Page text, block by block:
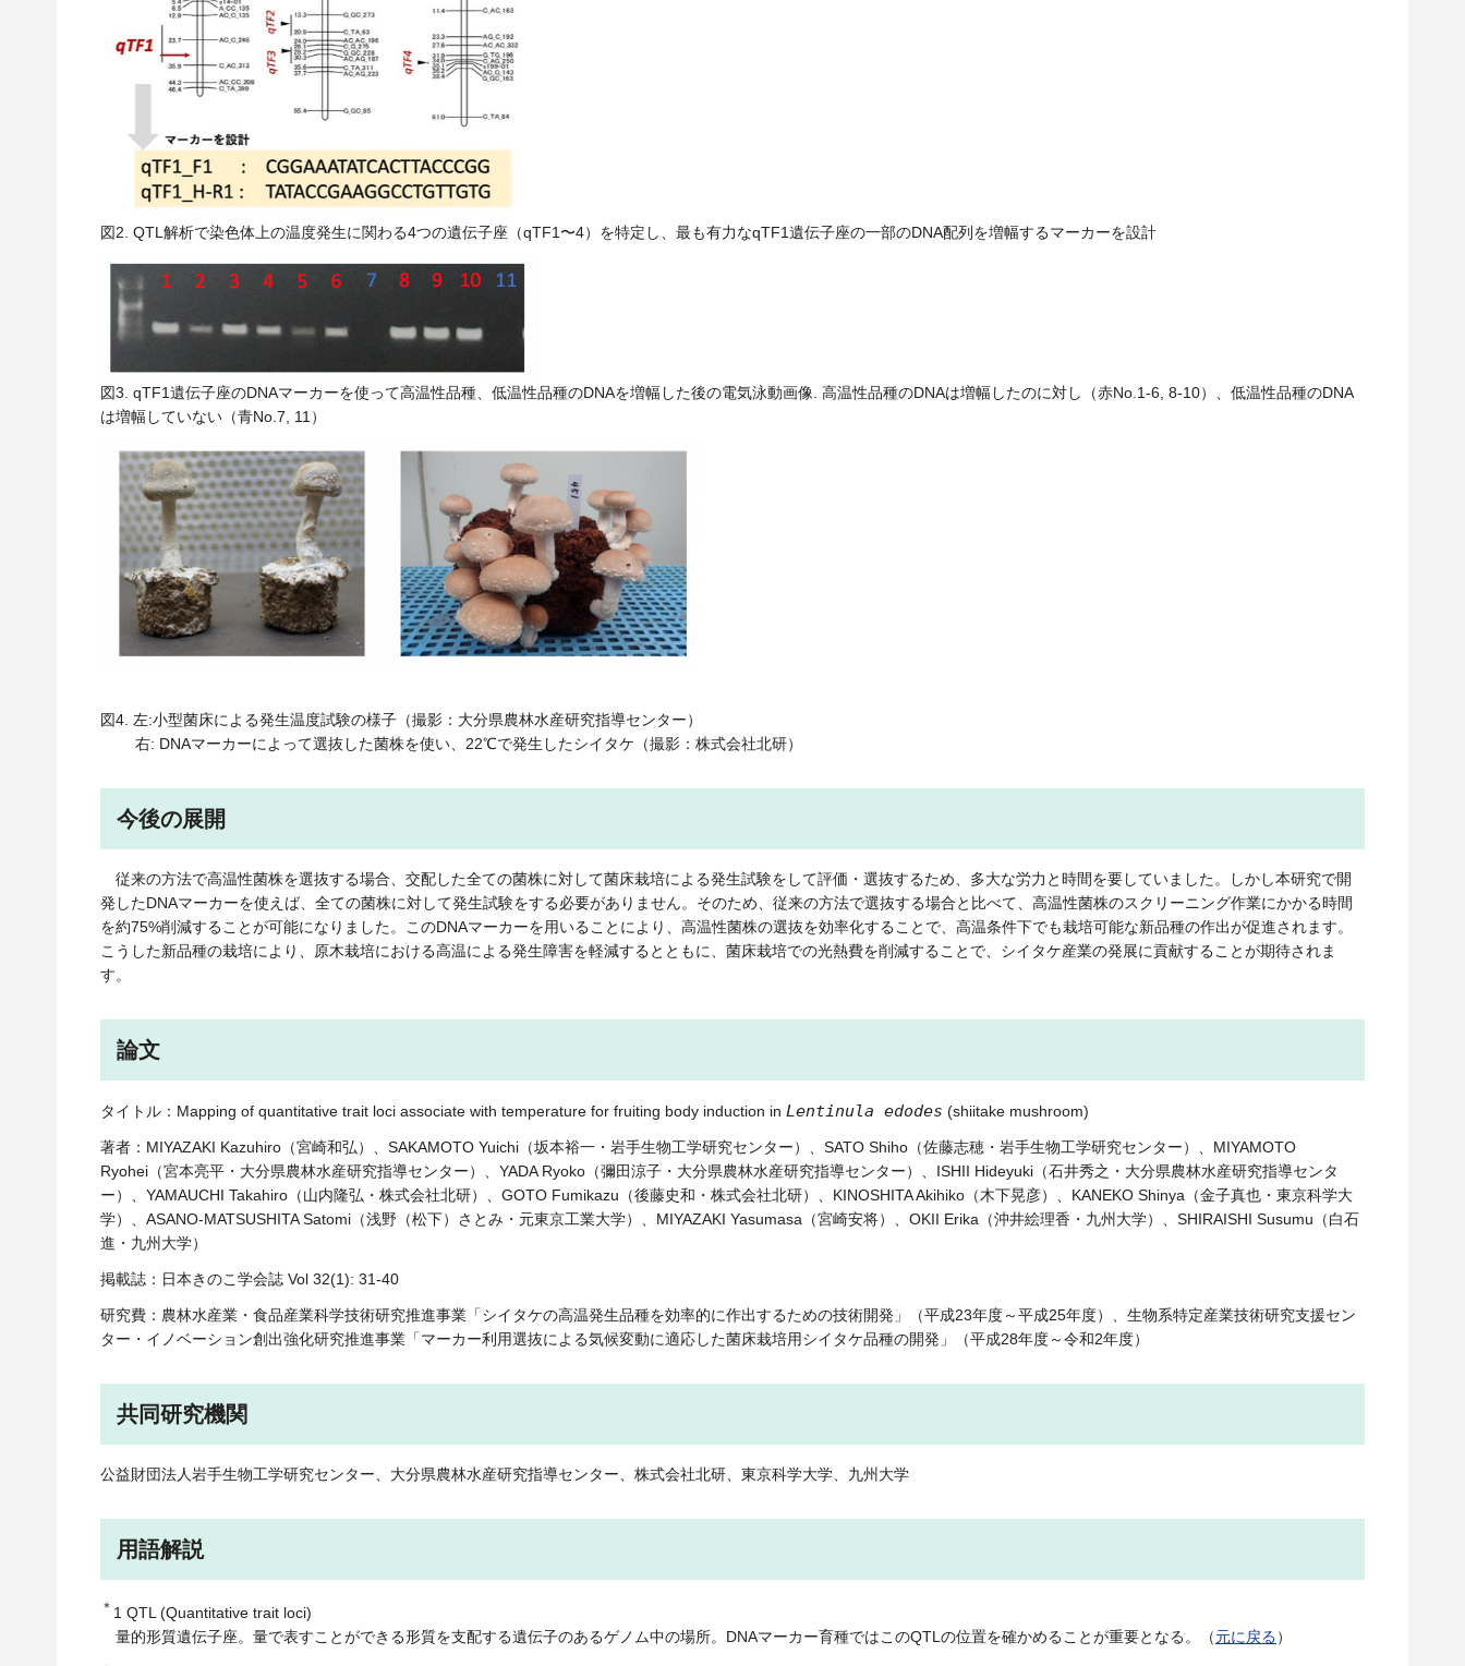
図2. QTL解析で染色体上の温度発生に関わる4つの遺伝子座（qTF1〜4）を特定し、最も有力なqTF1遺伝子座の一部のDNA配列を増幅するマーカーを設計
図3. qTF1遺伝子座のDNAマーカーを使って高温性品種、低温性品種のDNAを増幅した後の電気泳動画像. 高温性品種のDNAは増幅したのに対し（赤No.1-6, 8-10）、低温性品種のDNA
は増幅していない（青No.7, 11）
図4. 左:小型菌床による発生温度試験の様子（撮影：大分県農林水産研究指導センター）
右: DNAマーカーによって選抜した菌株を使い、22℃で発生したシイタケ（撮影：株式会社北研）
今後の展開
従来の方法で高温性菌株を選抜する場合、交配した全ての菌株に対して菌床栽培による発生試験をして評価・選抜するため、多大な労力と時間を要していました。しかし本研究で開
発したDNAマーカーを使えば、全ての菌株に対して発生試験をする必要がありません。そのため、従来の方法で選抜する場合と比べて、高温性菌株のスクリーニング作業にかかる時間
を約75%削減することが可能になりました。このDNAマーカーを用いることにより、高温性菌株の選抜を効率化することで、高温条件下でも栽培可能な新品種の作出が促進されます。
こうした新品種の栽培により、原木栽培における高温による発生障害を軽減するとともに、菌床栽培での光熱費を削減することで、シイタケ産業の発展に貢献することが期待されま
す。
論文
タイトル：Mapping of quantitative trait loci associate with temperature for fruiting body induction in Lentinula edodes (shiitake mushroom)
著者：MIYAZAKI Kazuhiro（宮崎和弘）、SAKAMOTO Yuichi（坂本裕一・岩手生物工学研究センター）、SATO Shiho（佐藤志穂・岩手生物工学研究センター）、MIYAMOTO
Ryohei（宮本亮平・大分県農林水産研究指導センター）、YADA Ryoko（彌田涼子・大分県農林水産研究指導センター）、ISHII Hideyuki（石井秀之・大分県農林水産研究指導センタ
ー）、YAMAUCHI Takahiro（山内隆弘・株式会社北研）、GOTO Fumikazu（後藤史和・株式会社北研）、KINOSHITA Akihiko（木下晃彦）、KANEKO Shinya（金子真也・東京科学大
学）、ASANO-MATSUSHITA Satomi（浅野（松下）さとみ・元東京工業大学）、MIYAZAKI Yasumasa（宮崎安将）、OKII Erika（沖井絵理香・九州大学）、SHIRAISHI Susumu（白石
進・九州大学）
掲載誌：日本きのこ学会誌 Vol 32(1): 31-40
研究費：農林水産業・食品産業科学技術研究推進事業「シイタケの高温発生品種を効率的に作出するための技術開発」（平成23年度～平成25年度）、生物系特定産業技術研究支援セン
ター・イノベーション創出強化研究推進事業「マーカー利用選抜による気候変動に適応した菌床栽培用シイタケ品種の開発」（平成28年度～令和2年度）
共同研究機関
公益財団法人岩手生物工学研究センター、大分県農林水産研究指導センター、株式会社北研、東京科学大学、九州大学
用語解説
＊ 1 QTL (Quantitative trait loci)
量的形質遺伝子座。量で表すことができる形質を支配する遺伝子のあるゲノム中の場所。DNAマーカー育種ではこのQTLの位置を確かめることが重要となる。（元に戻る）